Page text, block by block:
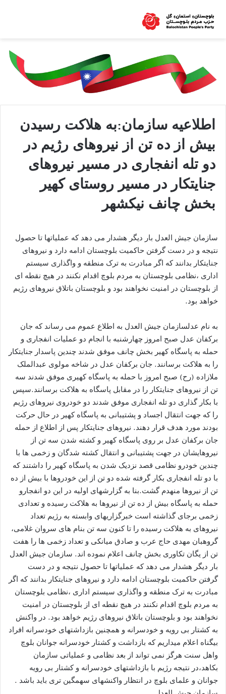
اطلاعیه سازمان:به هلاکت رسیدن
بیش از ده تن از نیروهای رژیم در
دو تله انفجاری در مسیر نیروهای
جنایتکار در مسیر روستای کهیر
بخش چانف نیکشهر
سازمان جیش العدل بار دیگر هشدار می دهد که عملیاتها تا حصول
نتیجه و در دست گرفتن حاکمیت بلوچستان ادامه دارد و نیروهای
جنایتکار بدانند که اگر مبادرت به ترک منطقه و واگذاری سیستم
اداری ،نظامی بلوچستان به مردم بلوچ اقدام نکنند در هیچ نقطه ای
از بلوچستان در امنیت نخواهند بود و بلوچستان باتلاق نیروهای رژیم
خواهد بود.
به نام عدلسازمان جیش العدل به اطلاع عموم می رساند که جان
برکفان عدل صبح امروز چهارشنبه با انجام دو عملیات انفجاری و
حمله به پاسگاه کهیر بخش چانف موفق شدند چندین پاسدار جنایتکار
را به هلاکت برسانند. جان برکفان عدل در شاخه مولوی عبدالملک
ملازاده (رح) صبح امروز با حمله به پاسگاه کهیری موفق شدند سه
تن از نیروهای جنایتکار را در مقابل پاسگاه به هلاکت برسانند.سپس
با بکار گذاری دو تله انفجاری موفق شدند دو خودروی نیروهای رژیم
را که جهت انتقال اجساد و پشتیبانی به پاسگاه کهیر در حال حرکت
بودند مورد هدف قرار دهند. نیروهای جنایتکار پس از اطلاع از حمله
جان برکفان عدل بر روی پاسگاه کهیر و کشته شدن سه تن از
نیروهایشان در جهت پشتیبانی و انتقال کشته شدگان و زخمی ها با
چندین خودرو نظامی قصد نزدیک شدن به پاسگاه کهیر را داشتند که
با دو تله انفجاری بکار گرفته شده دو تن از این خودروها با بیش از ده
تن از نیروها منهدم گشت.بنا به گزارشهای اولیه در این دو انفجارو
حمله به پاسگاه بیش از ده تن از نیروها به هلاکت رسیده و تعدادی
زخمی برجای گذاشته است خبرگزاریهای وابسته به رژیم تعداد
نیروهای به هلاکت رسیده را تا کنون سه تن بنام های سروان غلامی،
گروهبان مهدی حاج عرب و صادق میانکی و تعداد زخمی ها را هفت
تن از یگان تکاوری بخش چانف اعلام نموده اند. سازمان جیش العدل
بار دیگر هشدار می دهد که عملیاتها تا حصول نتیجه و در دست
گرفتن حاکمیت بلوچستان ادامه دارد و نیروهای جنایتکار بدانند که اگر
مبادرت به ترک منطقه و واگذاری سیستم اداری ،نظامی بلوچستان
به مردم بلوچ اقدام نکنند در هیچ نقطه ای از بلوچستان در امنیت
نخواهند بود و بلوچستان باتلاق نیروهای رژیم خواهد بود. در واکنش
به کشتار بی رویه و خودسرانه و همچنین بازداشتهای خودسرانه افراد
بیگناه اعلام میداریم که بازداشت و کشتار خودسرانه جوانان بلوچ
واهل سنت هرگز نمی تواند از بعد نظامی و عملیاتی سازمان
بکاهد،در نتیجه رژیم با بازداشتهای خودسرانه و کشتار بی رویه
جوانان و علمای بلوچ در انتظار واکنشهای سهمگین تری باید باشد .